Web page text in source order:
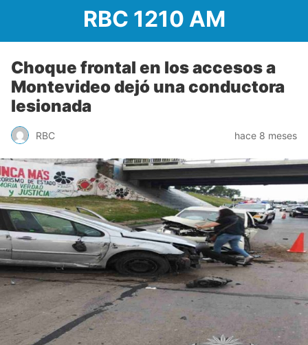
RBC 1210 AM
Choque frontal en los accesos a
Montevideo dejó una conductora
lesionada
RBC hace 8 meses